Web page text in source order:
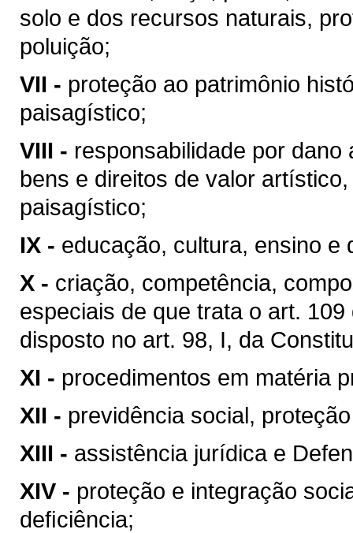
solo e dos recursos naturais,
poluição;
VII - proteção ao patrimônio
paisagístico;
VIII - responsabilidade por
bens e direitos de valor
paisagístico;
IX - educação, cultura, ensino e
X - criação, competência,
especiais de que trata o art.
disposto no art. 98, I, da
XI - procedimentos em matéria
XII - previdência social,
XIII - assistência jurídica e
XIV - proteção e integração
deﬁciência;